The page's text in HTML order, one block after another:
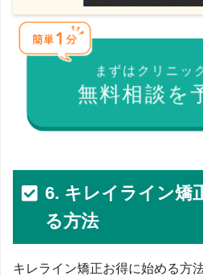
まずはクリニッ
無料相談を
6. キレイライン矯
る方法
キレライン矯正お得に始める方